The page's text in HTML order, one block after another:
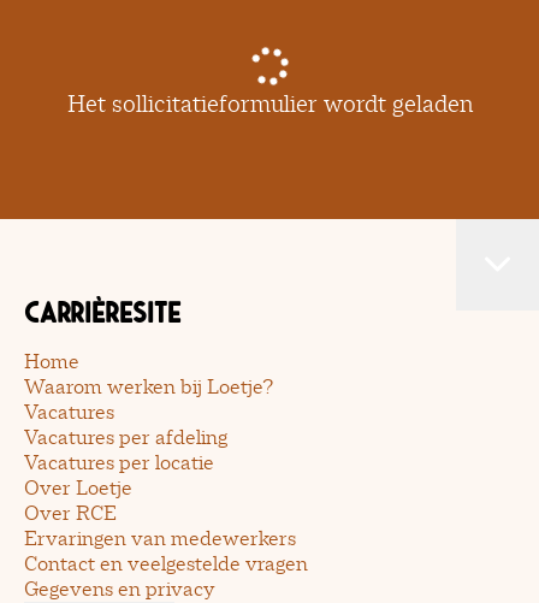
Het sollicitatieformulier wordt geladen
Carrièresite
Home
Waarom werken bij Loetje?
Vacatures
Vacatures per afdeling
Vacatures per locatie
Over Loetje
Over RCE
Ervaringen van medewerkers
Contact en veelgestelde vragen
Gegevens en privacy